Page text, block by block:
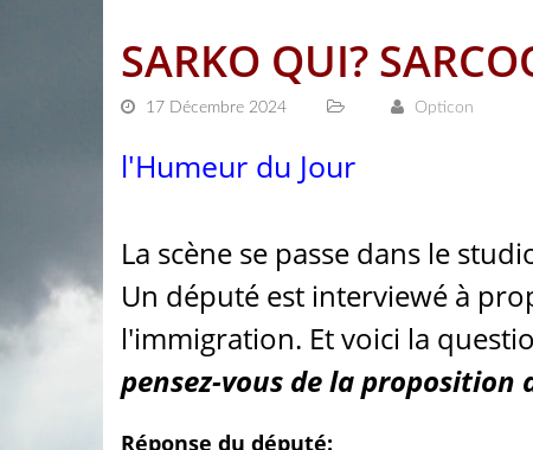
SARKO QUI?
17 Décembre 2024 Opticon
l'Humeur du Jour
La scène se passe dans le
Un député est interviewé à
l'immigration. Et voici la
pensez-vous de la
Réponse du député: